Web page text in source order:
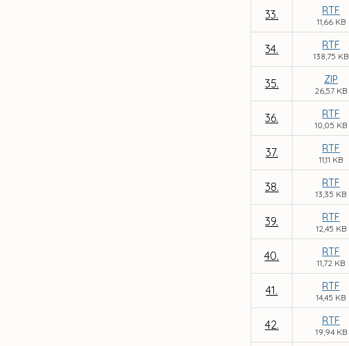
33. RTF
11,66 KB
34. RTF
138,75 KB
35. ZIP
26,57 KB
36. RTF
10,05 KB
37. RTF
11,11 KB
38. RTF
13,35 KB
39. RTF
12,45 KB
40. RTF
11,72 KB
41. RTF
14,45 KB
42. RTF
19,94 KB